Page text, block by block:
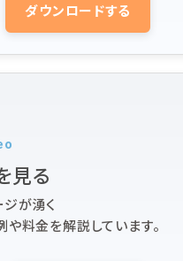
ダウンロードする
見る
が湧く
料金を解説しています。